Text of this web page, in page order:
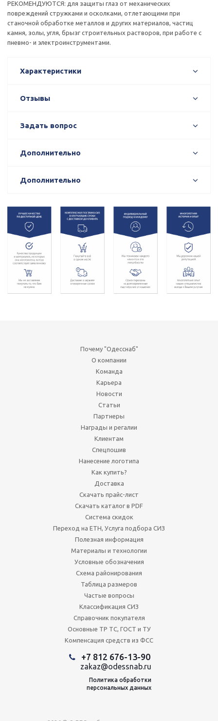
РЕКОМЕНДУЮТСЯ: для защиты глаз от механических
повреждений стружками и осколками, отлетающими при
станочной обработке металлов и других материалов, частиц
камня, золы, угля, брызг строительных растворов, при работе с
пневмо- и электроинструментами.
Характеристики
Отзывы
Задать вопрос
Дополнительно
Дополнительно
Почему "Одесснаб"
О компании
Команда
Карьера
Новости
Статьи
Партнеры
Награды и регалии
Клиентам
Спецпошив
Нанесение логотипа
Как купить?
Доставка
Скачать прайс-лист
Скачать каталог в PDF
Система скидок
Переход на ЕТН, Услуга подбора СИЗ
Полезная информация
Материалы и технологии
Условные обозначения
Схема районирования
Таблица размеров
Частые вопросы
Классификация СИЗ
Справочник покупателя
Основные ТР ТС, ГОСТ и ТУ
Компенсация средств из ФСС
+7 812 676-13-90
zakaz@odessnab.ru
Политика обработки
персональных данных